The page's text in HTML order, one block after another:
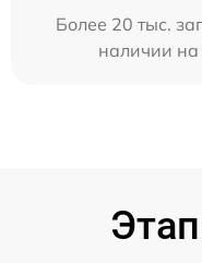
Более 20 тыс.
наличии на